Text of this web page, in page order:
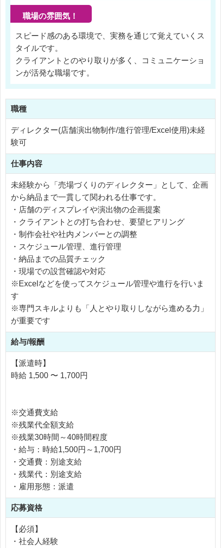
職場の雰囲気！
スピード感のある環境で、実務を通じて覚えていくス
タイルです。
クライアントとのやり取りが多く、コミュニケーショ
ンが活発な職場です。
職種
ディレクター(店舗演出物制作/進行管理/Excel使用)未経
験可
仕事内容
未経験から「売場づくりのディレクター」として、企画
から納品まで一貫して関われる仕事です。
・店舗のディスプレイや演出物の企画提案
・クライアントとの打ち合わせ、要望ヒアリング
・制作会社や社内メンバーとの調整
・スケジュール管理、進行管理
・納品までの品質チェック
・現場での設営確認や対応
※Excelなどを使ってスケジュール管理や進行を行いま
す
※専門スキルよりも「人とやり取りしながら進める力」
が重要です
給与/報酬
【派遣時】
時給 1,500 〜 1,700円
※交通費支給
※残業代全額支給
※残業30時間～40時間程度
・給与：時給1,500円～1,700円
・交通費：別途支給
・残業代：別途支給
・雇用形態：派遣
応募資格
【必須】
・社会人経験